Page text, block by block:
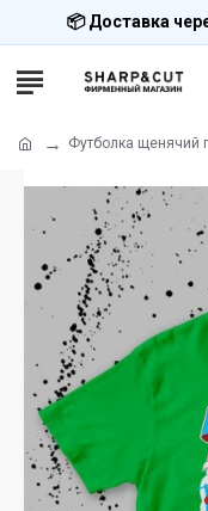
📦 Доставка
Футболка щенячий